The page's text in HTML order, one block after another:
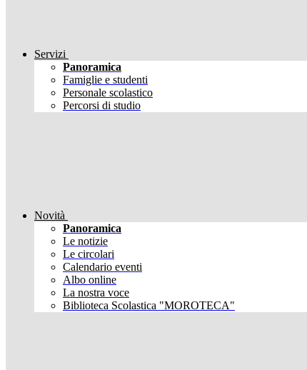
Servizi
Panoramica
Famiglie e studenti
Personale scolastico
Percorsi di studio
Novità
Panoramica
Le notizie
Le circolari
Calendario eventi
Albo online
La nostra voce
Biblioteca Scolastica "MOROTECA"